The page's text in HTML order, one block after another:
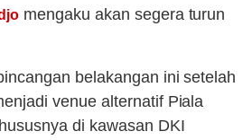
mengaku akan segera turun
belakangan ini setelah
venue alternatif Piala
di kawasan DKI